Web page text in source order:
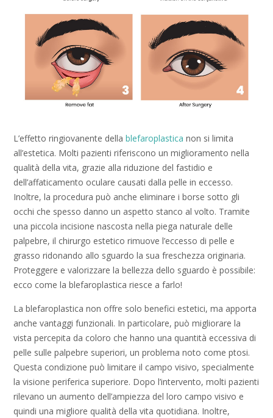
L’effetto ringiovanente della blefaroplastica non si limita
all’estetica. Molti pazienti riferiscono un miglioramento nella
qualità della vita, grazie alla riduzione del fastidio e
dell’affaticamento oculare causati dalla pelle in eccesso.
Inoltre, la procedura può anche eliminare i borse sotto gli
occhi che spesso danno un aspetto stanco al volto. Tramite
una piccola incisione nascosta nella piega naturale delle
palpebre, il chirurgo estetico rimuove l’eccesso di pelle e
grasso ridonando allo sguardo la sua freschezza originaria.
Proteggere e valorizzare la bellezza dello sguardo è possibile:
ecco come la blefaroplastica riesce a farlo!
La blefaroplastica non offre solo benefici estetici, ma apporta
anche vantaggi funzionali. In particolare, può migliorare la
vista percepita da coloro che hanno una quantità eccessiva di
pelle sulle palpebre superiori, un problema noto come ptosi.
Questa condizione può limitare il campo visivo, specialmente
la visione periferica superiore. Dopo l’intervento, molti pazienti
rilevano un aumento dell’ampiezza del loro campo visivo e
quindi una migliore qualità della vita quotidiana. Inoltre,